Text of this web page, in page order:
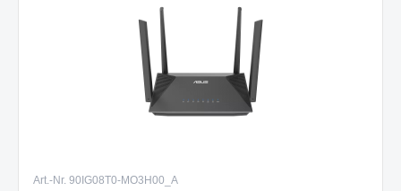
Art.-Nr. 90IG08T0-MO3H00_A